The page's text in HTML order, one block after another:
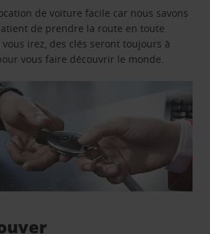
de voiture facile car nous savons
de prendre la route en toute
irez, des clés seront toujours à
vous faire découvrir le monde.